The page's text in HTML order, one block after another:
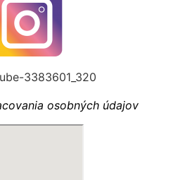
osobných údajov